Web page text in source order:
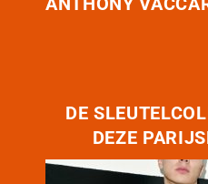
DE
DEZE